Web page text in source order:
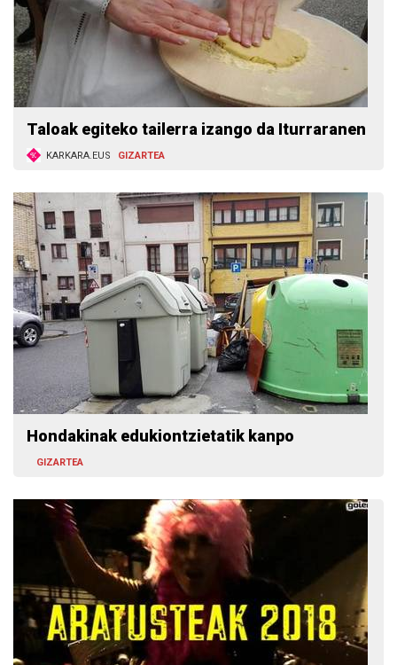
Taloak egiteko tailerra izango da Iturraranen
KARKARA.EUS GIZARTEA
Hondakinak edukiontzietatik kanpo
GIZARTEA